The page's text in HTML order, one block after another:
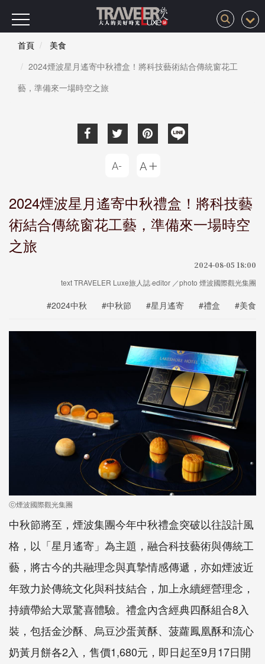
首頁
美食
2024煙波星月遙寄中秋禮盒！將科技藝術結合傳統窗花工
藝，準備來一場時空之旅
2024煙波星月遙寄中秋禮盒！將科技藝
術結合傳統窗花工藝，準備來一場時空
之旅
2024-08-05 18:00
text TRAVELER Luxe旅人誌·editor ／photo 煙波國際觀光集團
#2024中秋 #中秋節 #星月遙寄 #禮盒 #美食
ⓒ煙波國際觀光集團
中秋節將至，煙波集團今年中秋禮盒突破以往設計風
格，以「星月遙寄」為主題，融合科技藝術與傳統工
藝，將古今的共融理念與真摯情感傳遞，亦如煙波近
年致力於傳統文化與科技結合，加上永續經營理念，
持續帶給大眾驚喜體驗。禮盒內含經典四酥組合8入
裝，包括金沙酥、烏豆沙蛋黃酥、菠蘿鳳凰酥和流心
奶黃月餅各2入，售價1,680元，即日起至9月17日開